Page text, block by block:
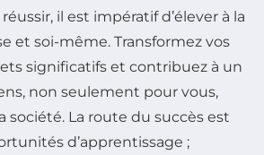
il est impératif d’élever à la
et soi-même. Transformez vos
significatifs et contribuez à un
non seulement pour vous,
société. La route du succès est
d’apprentissage ;